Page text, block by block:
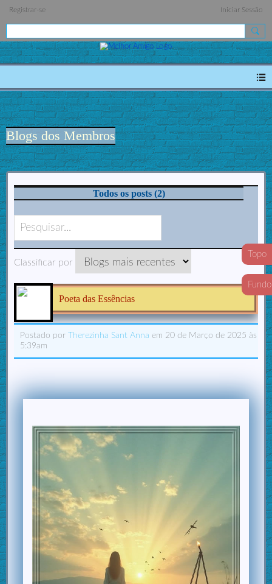
Registrar-se Iniciar Sessão
Blogs dos Membros
Todos os posts (2)
Classificar por
Poeta das Essências
Postado por Therezinha Sant Anna em 20 de Março de 2025 às
5:39am
Topo
Fundo